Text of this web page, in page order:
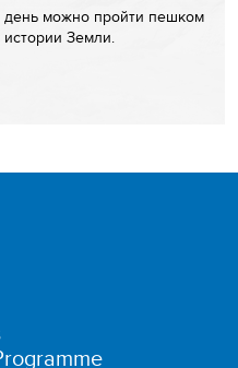
день можно пройти пешком
Земли.